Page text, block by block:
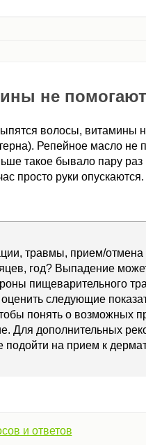
не помогают
волосы, витамины
Репейное масло не
такое бывало пару раз
просто руки
травмы, прием/отмена
год? Выпадение
пищеварительного
следующие
понять о возможных
Для дополнительных
подойти на прием к
и ответов